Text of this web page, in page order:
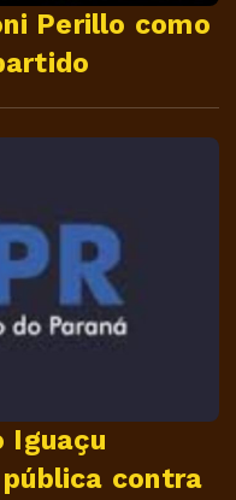
Perillo como
Iguaçu
contra